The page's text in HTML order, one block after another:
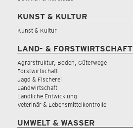
KUNST & KULTUR
Kunst & Kultur
LAND- & FORSTWIRTSCHAFT
Agrarstruktur, Boden, Güterwege
Forstwirtschaft
Jagd & Fischerei
Landwirtschaft
Ländliche Entwicklung
Veterinär & Lebensmittelkontrolle
UMWELT & WASSER